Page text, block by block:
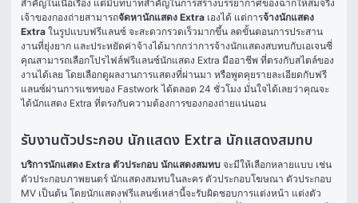
สำคัญในเนื้อเรื่อง แต่มีบทบาทสำคัญในการสร้างบรรยากาศของฉากให้สมจริง
เจ้าของกองถ่ายสามารถจัดหานักแสดง Extra เองได้ แต่การจ้างนักแสดง
Extra ในรูปแบบฟรีแลนซ์ จะสะดวกรวดเร็วมากขึ้น ลดขั้นตอนการประสาน
งานที่ยุ่งยาก และประหยัดค่าจ้างได้มากกว่าการจ้างนักแสดงสบทบกับเอเจนซี่
คุณสามารถเลือกโปรไฟล์ฟรีแลนซ์นักแสดง Extra มืออาชีพ ที่ตรงกับสไตล์ของ
งานได้เลย โดยเลือกดูผลงานการแสดงที่ผ่านมา หรือพูดคุยรายละเอียดกับฟรี
แลนซ์ผ่านการแชทของ Fastwork ได้ตลอด 24 ชั่วโมง มั่นใจได้เลยว่าคุณจะ
ได้นักแสดง Extra ที่ตรงกับความต้องการของกองถ่ายแน่นอน
รับงานตัวประกอบ นักแสดง Extra นักแสดงสมทบ
บริการนักแสดง Extra ตัวประกอบ นักแสดงสมทบ จะมีให้เลือกหลายแบบ เช่น
ตัวประกอบภาพยนตร์ นักแสดงสมทบในละคร ตัวประกอบโฆษณา ตัวประกอบ
MV เป็นต้น โดยนักแสดงฟรีแลนซ์เหล่านี้จะรับผิดชอบการแต่งหน้า แต่งตัว